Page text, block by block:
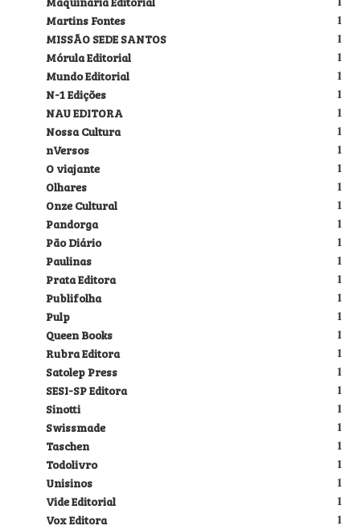
1
Martins Fontes
1
MISSÃO SEDE SANTOS
1
Mórula Editorial
1
Mundo Editorial
1
N-1 Edições
1
NAU EDITORA
1
Nossa Cultura
1
nVersos
1
O viajante
1
Olhares
1
Onze Cultural
1
Pandorga
1
Pão Diário
1
Paulinas
1
Prata Editora
1
Publifolha
1
Pulp
1
Queen Books
1
Rubra Editora
1
Satolep Press
1
SESI-SP Editora
1
Sinotti
1
Swissmade
1
Taschen
1
Todolivro
1
Unisinos
1
Vide Editorial
1
Vox Editora